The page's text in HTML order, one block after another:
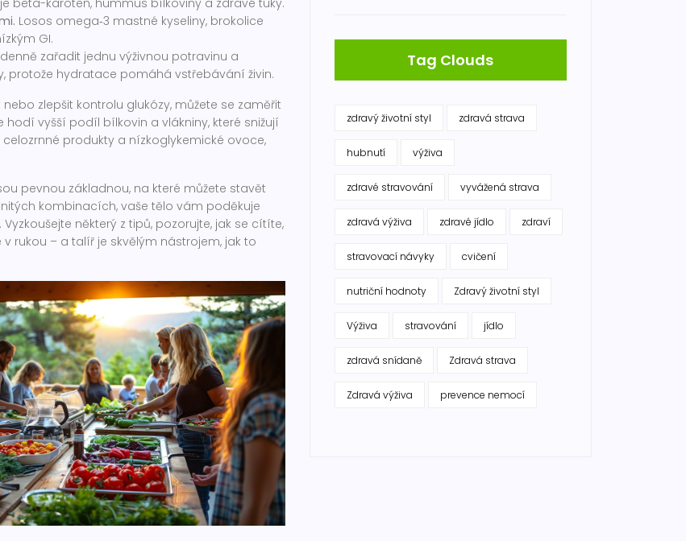
beta-karoten, hummus bílkoviny a zdravé tuky.
Losos omega‑3 mastné kyseliny, brokolice
GI.
zařadit jednu výživnou potravinu a
protože hydratace pomáhá vstřebávání živin.
zlepšit kontrolu glukózy, můžete se zaměřit
vyšší podíl bílkovin a vlákniny, které snižují
produkty a nízkoglykemické ovoce,
pevnou základnou, na které můžete stavět
kombinacích, vaše tělo vám poděkuje
některý z tipů, pozorujte, jak se cítíte,
rukou – a talíř je skvělým nástrojem, jak to
Tag Clouds
zdravý životní styl zdravá strava
hubnutí výživa
zdravé stravování vyvážená strava
zdravá výživa zdravé jídlo zdraví
stravovací návyky cvičení
nutriční hodnoty Zdravý životní styl
Výživa stravování jídlo
zdravá snídaně Zdravá strava
Zdravá výživa prevence nemocí